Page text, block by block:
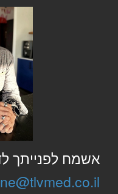
אשמח לפנייתך